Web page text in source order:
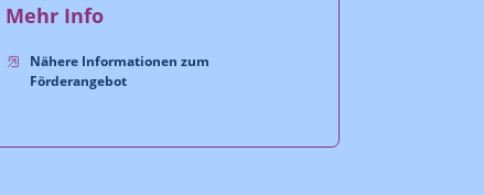
Mehr Info
Nähere Informationen zum
Förderangebot